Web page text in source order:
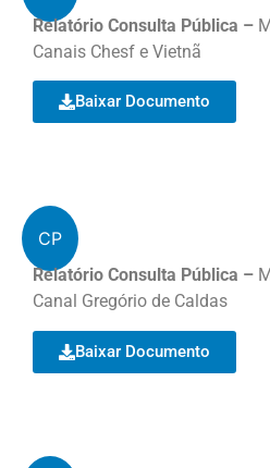
Relatório Consulta Pública –
Canais Chesf e Vietnã
Baixar Documento
CP
Relatório Consulta Pública –
Canal Gregório de Caldas
Baixar Documento